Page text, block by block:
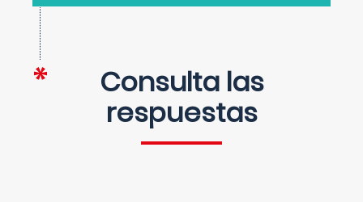
Consulta las
respuestas